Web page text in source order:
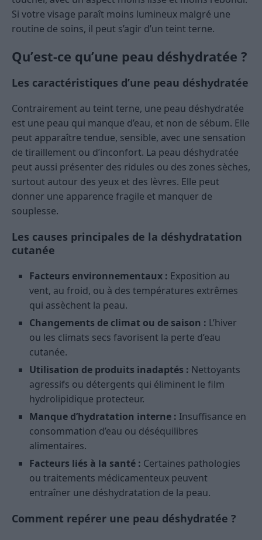
Si votre visage paraît moins lumineux malgré une
routine de soins, il peut s’agir d’un teint terne.
Qu’est-ce qu’une peau déshydratée ?
Les caractéristiques d’une peau déshydratée
Contrairement au teint terne, une peau déshydratée
est une peau qui manque d’eau, et non de sébum. Elle
peut apparaître tendue, sensible, avec une sensation
de tiraillement ou d’inconfort. La peau déshydratée
peut aussi présenter des ridules ou des zones sèches,
surtout autour des yeux et des lèvres. Elle peut
donner une apparence fragile et manquer de
souplesse.
Les causes principales de la déshydratation
cutanée
Facteurs environnementaux : Exposition au
vent, au froid, ou à des températures extrêmes
qui assèchent la peau.
Changements de climat ou de saison : L’hiver
ou les climats secs favorisent la perte d’eau
cutanée.
Utilisation de produits inadaptés : Nettoyants
agressifs ou détergents qui éliminent le film
hydrolipidique protecteur.
Manque d’hydratation interne : Insuffisance en
consommation d’eau ou déséquilibres
alimentaires.
Facteurs liés à la santé : Certaines pathologies
ou traitements médicamenteux peuvent
entraîner une déshydratation de la peau.
Comment repérer une peau déshydratée ?